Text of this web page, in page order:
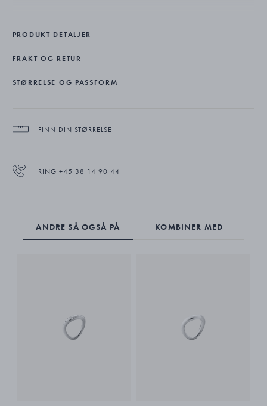
innvirkning. Hun har basert Offspring-kolleksjonen for Georg Jensen
smykker som også forteller en historie og fremkaller sterke følelser.
Ringen er mesterlig laget i sterlingsølv og pavésatt med briljantslipte
PRODUKT DETALJER
FRAKT OG RETUR
STØRRELSE OG PASSFORM
FINN DIN STØRRELSE
RING +45 38 14 90 44
ANDRE SÅ OGSÅ PÅ KOMBINER MED